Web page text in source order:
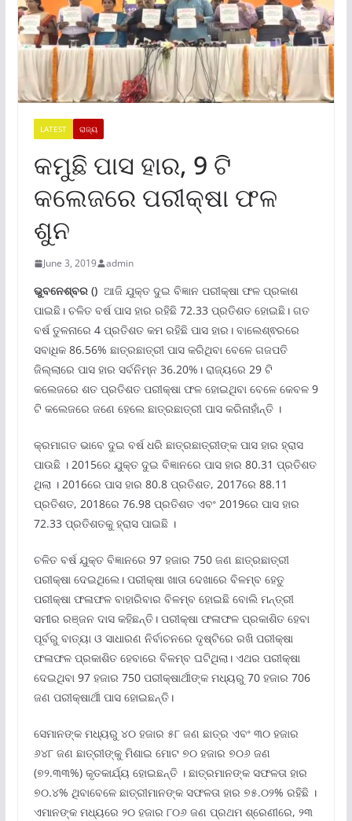
LATEST ରାଜ୍ୟ
କମୁଛି ପାସ ହାର, 9 ଟି
କଲେଜରେ ପରୀକ୍ଷା ଫଳ
ଶୁନ
June 3, 2019 admin
ଭୁବନେଶ୍ବର()ଆଜି ଯୁକ୍ତ ଦୁଇ ବିଜ୍ଞାନ ପରୀକ୍ଷା ଫଳ ପ୍ରକାଶ
ପାଇଛି। ଚଳିତ ବର୍ଷ ପାସ ହାର ରହିଛି 72.33 ପ୍ରତିଶତ ହୋଇଛି। ଗତ
ବର୍ଷ ତୁଳନାରେ 4 ପ୍ରତିଶତ କମ ରହିଛି ପାସ ହାର। ବାଲେଶ୍ଵରରେ
ସବାଧିକ 86.56% ଛାତ୍ରଛାତ୍ରୀ ପାସ କରିଥିବା ବେଳେ ଗଜପତି
ଜିଲ୍ଲାରେ ପାସ ହାର ସର୍ବନିମ୍ନ 36.20%। ରାଜ୍ୟରେ 29 ଟି
କଲେଜରେ ଶତ ପ୍ରତିଶତ ପରୀକ୍ଷା ଫଳ ହୋଇଥିବା ବେଳେ କେବଳ 9
ଟି କଲେଜରେ ଜଣେ ହେଲେ ଛାତ୍ରଛାତ୍ରୀ ପାସ କରିନାହାଁନ୍ତି ।
କ୍ରମାଗତ ଭାବେ ଦୁଇ ବର୍ଷ ଧରି ଛାତ୍ରଛାତ୍ରୀଙ୍କ ପାସ ହାର ହ୍ରାସ
ପାଉଛି । 2015ରେ ଯୁକ୍ତ ଦୁଇ ବିଜ୍ଞାନରେ ପାସ ହାର 80.31 ପ୍ରତିଶତ
ଥିଲା । 2016ରେ ପାସ ହାର 80.8 ପ୍ରତିଶତ, 2017ରେ 88.11
ପ୍ରତିଶତ, 2018ରେ 76.98 ପ୍ରତିଶତ ଏବଂ 2019ରେ ପାସ ହାର
72.33 ପ୍ରତିଶତକୁ ହ୍ରାସ ପାଇଛି ।
ଚଳିତ ବର୍ଷ ଯୁକ୍ତ ବିଜ୍ଞାନରେ 97 ହଜାର 750 ଜଣ ଛାତ୍ରଛାତ୍ରୀ
ପରୀକ୍ଷା ଦେଇଥିଲେ। ପରୀକ୍ଷା ଖାତା ଦେଖାରେ ବିଳମ୍ବ ହେତୁ
ପରୀକ୍ଷା ଫଳାଫଳ ବାହାରିବାର ବିଳମ୍ବ ହୋଇଛି ବୋଲି ମନ୍ତ୍ରୀ
ସମୀର ରଞ୍ଜନ ଦାସ କହିଛନ୍ତି। ପରୀକ୍ଷା ଫଳାଫଳ ପ୍ରକାଶିତ ହେବା
ପୂର୍ବରୁ ବାତ୍ୟା ଓ ସାଧାରଣ ନିର୍ବାଚନରେ ଦୃଷ୍ଟିରେ ରଖି ପରୀକ୍ଷା
ଫଳାଫଳ ପ୍ରକାଶିତ ହେବାରେ ବିଳମ୍ବ ଘଟିଥିଲା। ଏଥର ପରୀକ୍ଷା
ଦେଇଥିବା 97 ହଜାର 750 ପରୀକ୍ଷାର୍ଥୀଙ୍କ ମଧ୍ୟରୁ 70 ହଜାର 706
ଜଣ ପରୀକ୍ଷାର୍ଥୀ ପାସ ହୋଇଛନ୍ତି।
ସେମାନଙ୍କ ମଧ୍ୟରୁ ୪୦ ହଜାର ୫୮ ଜଣ ଛାତ୍ର ଏବଂ ୩୦ ହଜାର
୬୪୮ ଜଣ ଛାତ୍ରୀଙ୍କୁ ମିଶାଇ ମୋଟ ୭୦ ହଜାର ୭୦୬ ଜଣ
(୭୨.୩୩%) କୃତକାର୍ଯ୍ୟ ହୋଇଛନ୍ତି । ଛାତ୍ରମାନଙ୍କ ସଫଳତା ହାର
୭୦.୪% ଥିବାବେଳେ ଛାତ୍ରୀମାନଙ୍କ ସଫଳତା ହାର ୭୫.୦୨% ରହିଛି ।
ଏମାନଙ୍କ ମଧ୍ୟରେ ୨୦ ହଜାର ୮୦୬ ଜଣ ପ୍ରଥମ ଶ୍ରେଣୀରେ, ୨୩